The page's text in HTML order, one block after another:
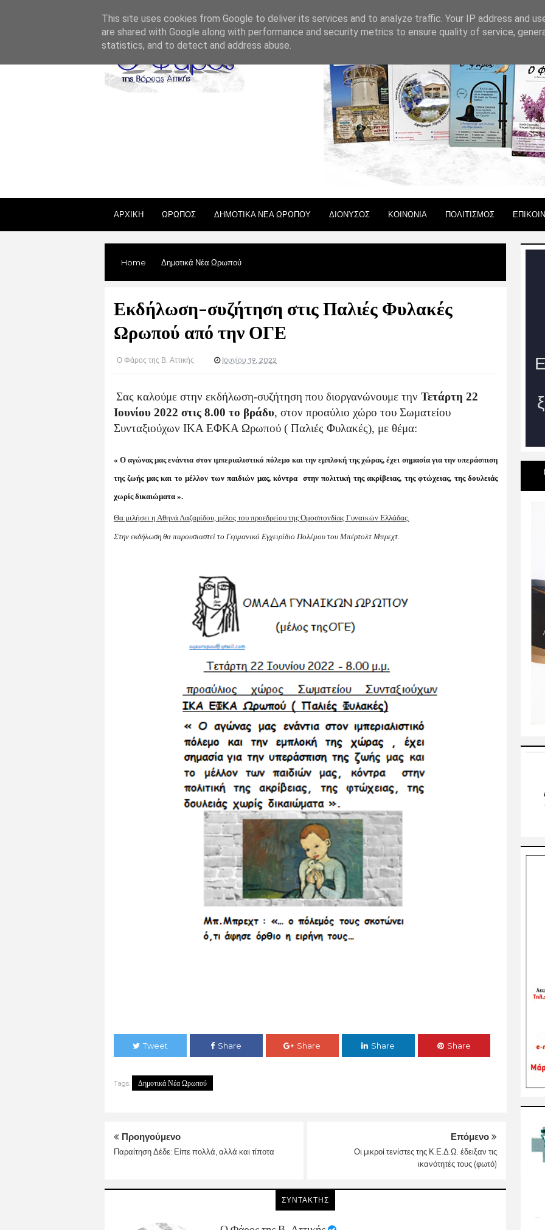
ΑΡΧΙΚΗ ΩΡΩΠΟΣ ΔΗΜΟΤΙΚΑ ΝΕΑ ΩΡΩΠΟΥ ΔΙΟΝΥΣΟΣ ΚΟΙΝΩΝΙΑ ΠΟΛΙΤΙΣΜΟΣ
Home Δημοτικά Νέα Ωρωπού
Εκδήλωση-συζήτηση στις Παλιές Φυλακές
Ωρωπού από την ΟΓΕ
Ο Φάρος της Β. Αττικής Ιουνίου 19, 2022
Σας καλούμε στην εκδήλωση-συζήτηση που διοργανώνουμε την Τετάρτη 22
Ιουνίου 2022 στις 8.00 το βράδυ, στον προαύλιο χώρο του Σωματείου
Συνταξιούχων ΙΚΑ ΕΦΚΑ Ωρωπού ( Παλιές Φυλακές), με θέμα:
« Ο αγώνας μας ενάντια στον ιμπεριαλιστικό πόλεμο και την εμπλοκή της χώρας, έχει σημασία για την υπεράσπιση
τηςζωής μας και το μέλλον των παιδιών μας, κόντρα στην πολιτική της ακρίβειας, της φτώχειας, της δουλειάς
χωρίς δικαιώματα ».
Θα μιλήσει η Αθηνά Λαζαρίδου, μέλος του προεδρείου της Ομοσπονδίας Γυναικών Ελλάδας.
Στην εκδήλωση θα παρουσιαστεί το Γερμανικό Εγχειρίδιο Πολέμου του Μπέρτολτ Μπρεχτ.
Tweet Share Share Share Share
Tags: Δημοτικά Νέα Ωρωπού
Προηγούμενο
Παραίτηση Δέδε: Είπε πολλά, αλλά και τίποτα
Επόμενο
Οι μικροί τενίστες της Κ.Ε.Δ.Ω. έδειξαν τις
ικανότητές τους (φωτό)
ΣΥΝΤΑΚΤΗΣ
This site uses cookies from Google to deliver its services and to analyze traffic. Your IP address and
are shared with Google along with performance and security metrics to ensure quality of service,
statistics, and to detect and address abuse.